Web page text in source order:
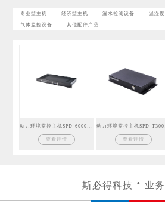
专业型主机 经济型主机 漏水检测设备 温湿
气体监控设备 其他配件产品
查看详情 查看详情
斯必得科技 业